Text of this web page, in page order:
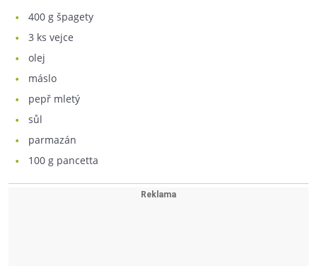
400 g špagety
3 ks vejce
olej
máslo
pepř mletý
sůl
parmazán
100 g pancetta